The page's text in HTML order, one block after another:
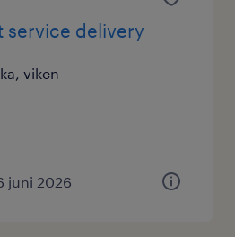
service delivery
viken
juni 2026